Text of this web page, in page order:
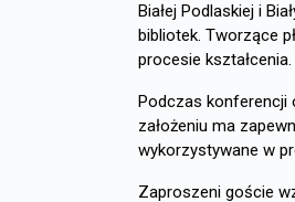
Białej Podlaskiej i
bibliotek. Tworzące
procesie kształcenia.
Podczas konferencji
założeniu ma
wykorzystywane w
Zaproszeni goście